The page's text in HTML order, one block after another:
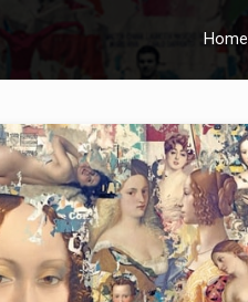
Home